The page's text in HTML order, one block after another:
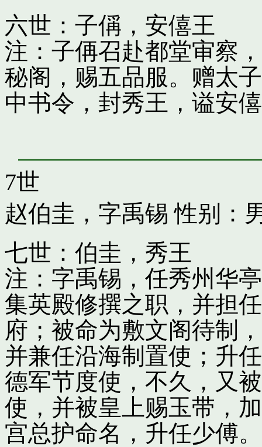
六世：子偁，安僖王
注：子侢召赴都堂审察
秘阁，赐五品服。赠太
中书令，封秀王，谥安
7世
赵伯圭，字禹锡 性别：
七世：伯圭，秀王
注：字禹锡，任秀州华
集英殿修撰之职，并担
府；被命为敷文阁待制
并兼任沿海制置使；升
德军节度使，不久，又
使，并被皇上赐玉带，
宫总护命名，升任少傅